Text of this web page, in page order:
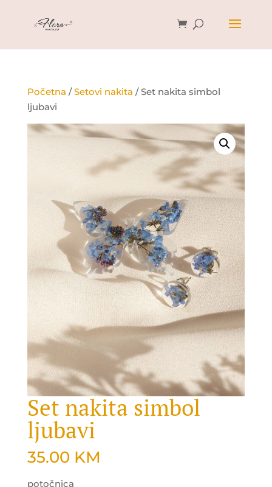
Početna /Setovi nakita / Set nakita simbol
ljubavi
Set nakita simbol
ljubavi
35.00 KM
potočnica